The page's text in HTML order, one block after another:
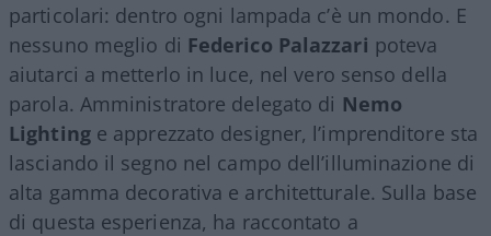
particolari: dentro ogni lampada c’è un mondo. E
nessuno meglio di Federico Palazzari poteva
aiutarci a metterlo in luce, nel vero senso della
parola. Amministratore delegato di Nemo
Lightinge apprezzato designer, l’imprenditore sta
lasciando il segno nel campo dell’illuminazione di
alta gamma decorativa e architetturale. Sulla base
di questa esperienza, ha raccontato a